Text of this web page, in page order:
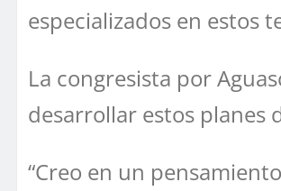
especializados en estos
La congresista por
desarrollar estos planes
“Creo en un